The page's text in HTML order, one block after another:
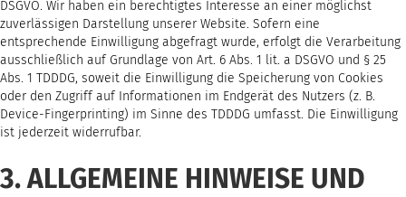
DSGVO. Wir haben ein berechtigtes Interesse an einer möglichst
zuverlässigen Darstellung unserer Website. Sofern eine
entsprechende Einwilligung abgefragt wurde, erfolgt die Verarbeitung
ausschließlich auf Grundlage von Art. 6 Abs. 1 lit. a DSGVO und § 25
Abs. 1 TDDDG, soweit die Einwilligung die Speicherung von Cookies
oder den Zugriff auf Informationen im Endgerät des Nutzers (z. B.
Device-Fingerprinting) im Sinne des TDDDG umfasst. Die Einwilligung
ist jederzeit widerrufbar.
3. ALLGEMEINE HINWEISE UND